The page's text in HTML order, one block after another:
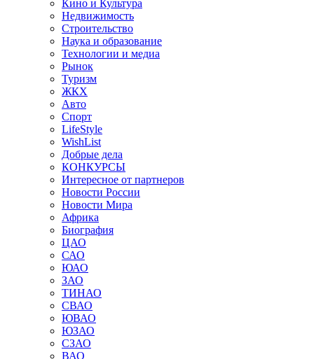
Кино и Культура
Недвижимость
Строительство
Наука и образование
Технологии и медиа
Рынок
Туризм
ЖКХ
Авто
Спорт
LifeStyle
WishList
Добрые дела
КОНКУРСЫ
Интересное от партнеров
Новости России
Новости Мира
Африка
Биография
ЦАО
САО
ЮАО
ЗАО
ТИНАО
СВАО
ЮВАО
ЮЗАО
СЗАО
ВАО